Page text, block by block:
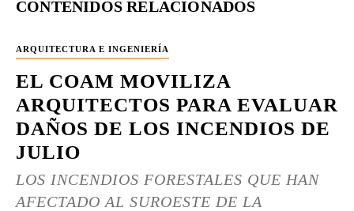
CONTENIDOS RELACIONADOS
ARQUITECTURA E INGENIERÍA
EL COAM MOVILIZA
ARQUITECTOS PARA EVALUAR
DAÑOS DE LOS INCENDIOS DE
JULIO
LOS INCENDIOS FORESTALES QUE HAN
AFECTADO AL SUROESTE DE LA